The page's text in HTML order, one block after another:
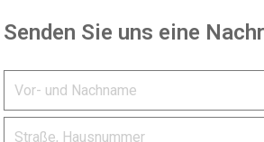
Senden Sie uns eine